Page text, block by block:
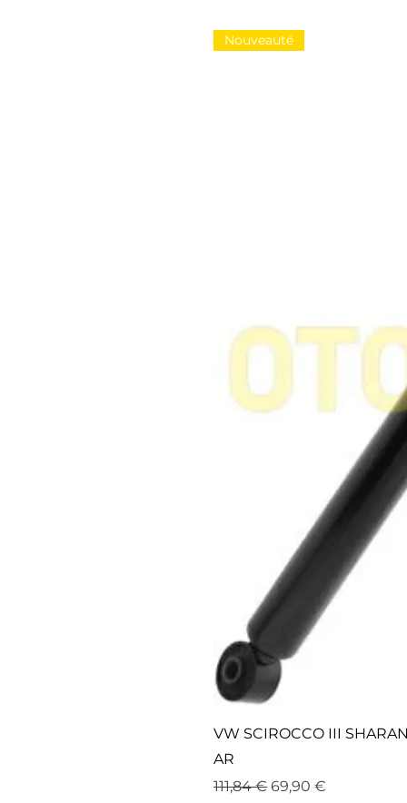
Nouveauté
VW SCIROCCO III
AR
Prix original
111,84 € Prix promotionnel
69,90 €